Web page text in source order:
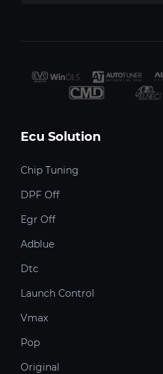
Ecu Solution
Chip Tuning
DPF Off
Egr Off
Adblue
Dtc
Launch Control
Vmax
Pop
Original